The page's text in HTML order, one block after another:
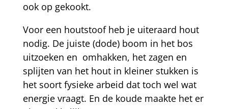
ook op gekookt.
Voor een houtstoof heb je uiteraard hout
nodig. De juiste (dode) boom in het bos
uitzoeken en omhakken, het zagen en
splijten van het hout in kleiner stukken is
het soort fysieke arbeid dat toch wel wat
energie vraagt. En de koude maakte het er